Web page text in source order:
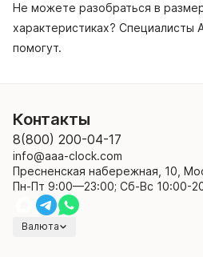
Не можете разобраться в
характеристиках? Специалисты
помогут.
Контакты
8(800) 200-04-17
info@aaa-clock.com
Пресненская набережная, 10,
Пн-Пт 9:00—23:00; Сб-Вс 10:00-
Валюта